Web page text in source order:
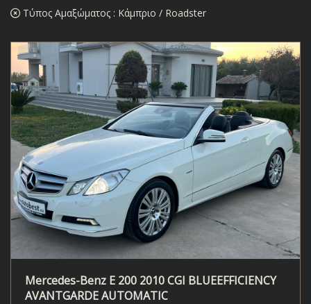
Τύπος Αμαξώματος : Κάμπριο / Roadster
Mercedes-Benz E 200 2010 CGI BLUEEFFICIENCY
AVANTGARDE AUTOMATIC